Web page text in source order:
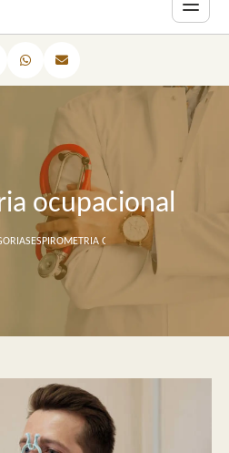
ESPIROMETRIA OCUPACIONAL
ocupacional